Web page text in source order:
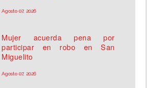
Agosto 07, 2026
Mujer acuerda pena por
participar en robo en San
Miguelito
Agosto 07, 2026